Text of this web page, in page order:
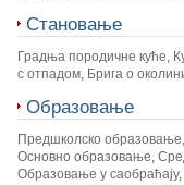
Становање
Градња породичне куће,
с отпадом, Брига о
Образовање
Предшколско образовање,
Основно образовање,
Образовање у саобраћају,